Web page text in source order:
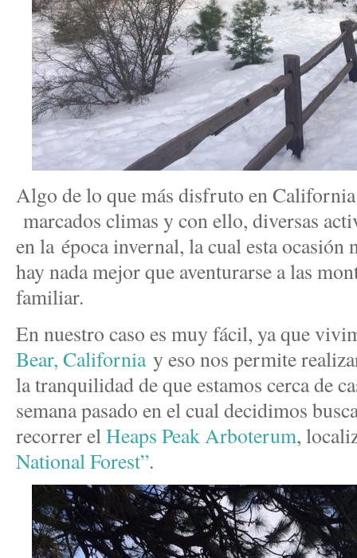
Algo de lo que más disfruto en
marcados climas y con ello, diversas
en la época invernal, la cual esta
hay nada mejor que aventurarse a las
familiar.
En nuestro caso es muy fácil, ya que
Bear, California y eso nos permite
la tranquilidad de que estamos cerca de
semana pasado en el cual decidimos
recorrer elHeaps Peak Arboterum,
National Forest”.